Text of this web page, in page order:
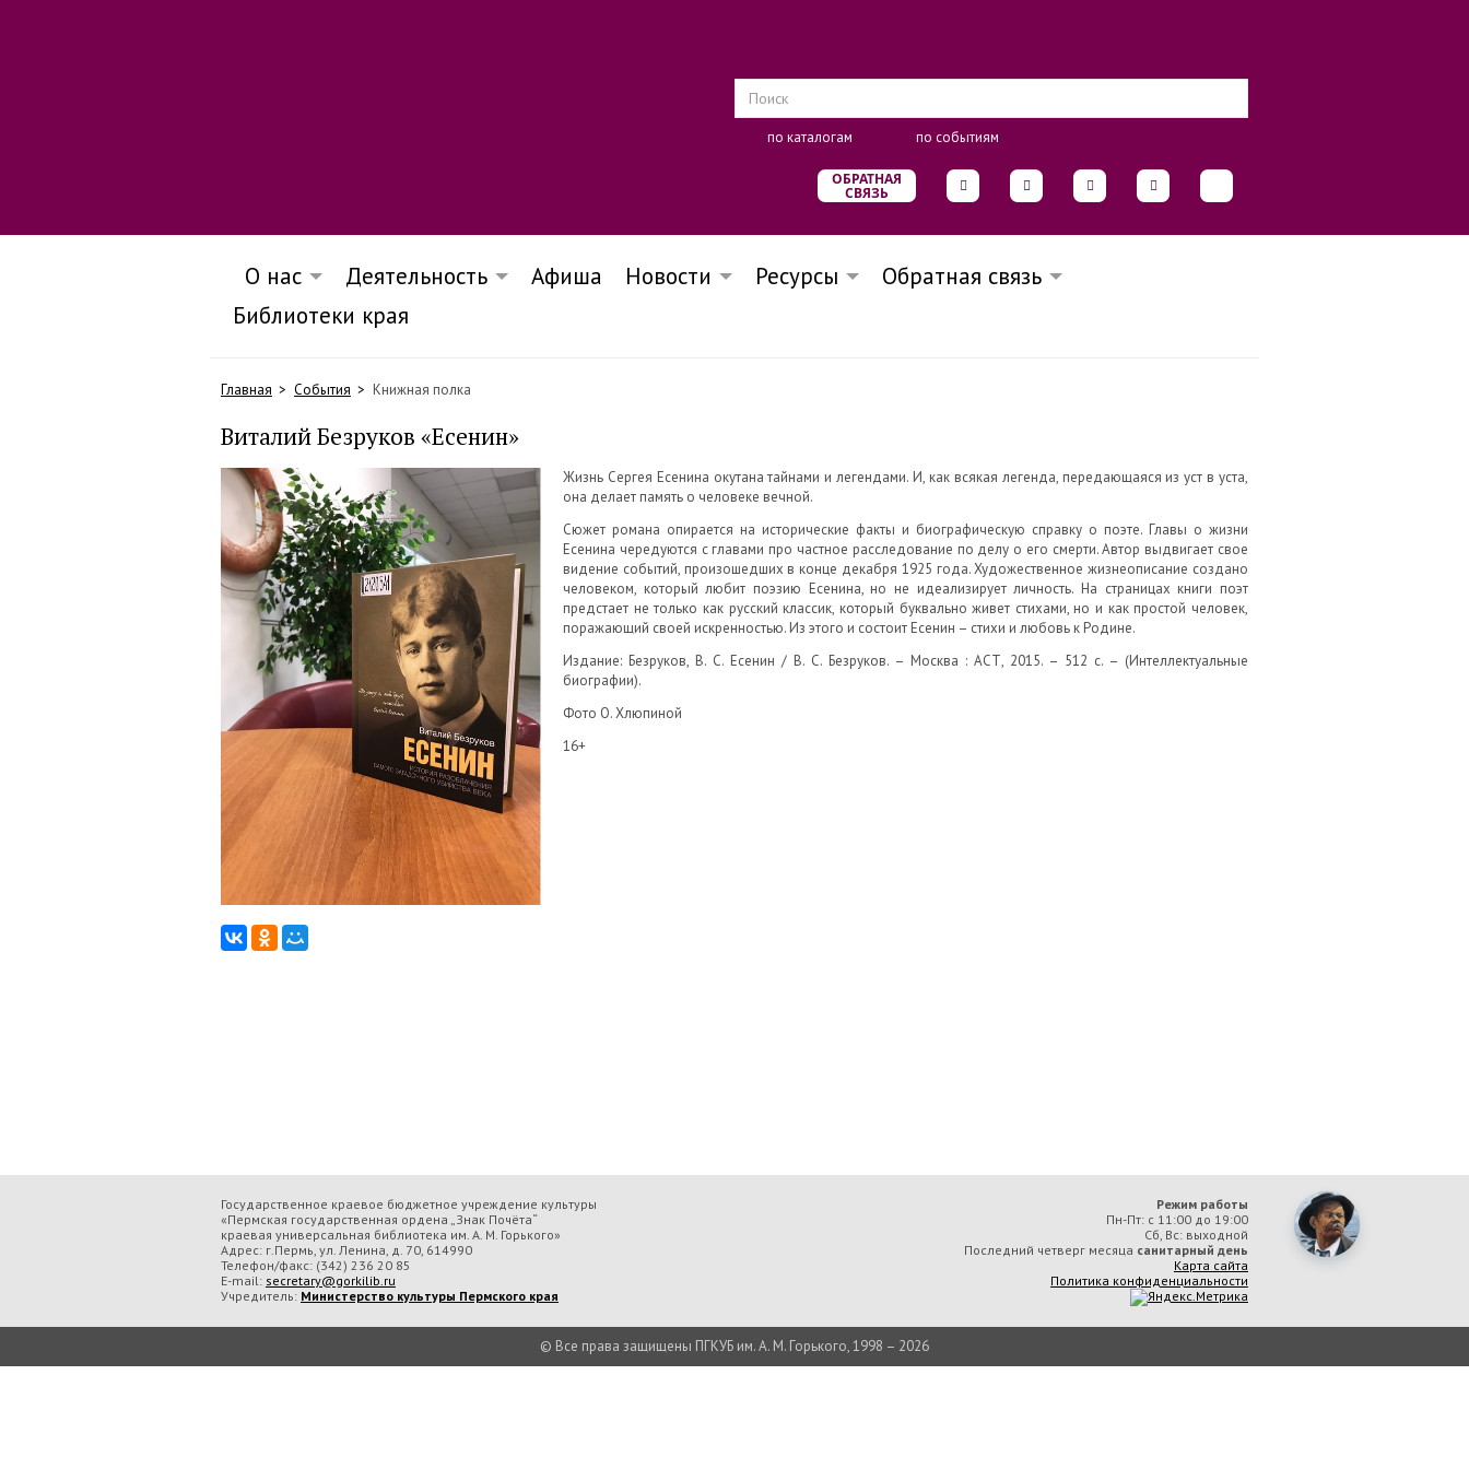
по каталогам по событиям
ОБРАТНАЯ
СВЯЗЬ
О нас Деятельность Афиша Новости Ресурсы
Обратная связь
Библиотеки края
Главная События Книжная полка
Виталий Безруков «Есенин»
Жизнь Сергея Есенина окутана тайнами и легендами. И, как всякая легенда, передающаяся из уст в уста,
она делает память о человеке вечной.
Сюжет романа опирается на исторические факты и биографическую справку о поэте. Главы о жизни
Есенина чередуются с главами про частное расследование по делу о его смерти. Автор выдвигает свое
видение событий, произошедших в конце декабря 1925 года. Художественное жизнеописание создано
человеком, который любит поэзию Есенина, но не идеализирует личность. На страницах книги поэт
предстает не только как русский классик, который буквально живет стихами, но и как простой человек,
поражающий своей искренностью. Из этого и состоит Есенин – стихи и любовь к Родине.
Издание: Безруков, В. С. Есенин / В. С. Безруков. – Москва : АСТ, 2015. – 512 с. – (Интеллектуальные
биографии).
Фото О. Хлюпиной
16+
Государственное краевое бюджетное учреждение культуры
«Пермская государственная ордена „Знак Почёта“
краевая универсальная библиотека им. А. М. Горького»
Адрес: г.Пермь, ул. Ленина, д. 70, 614990
Телефон/факс: (342) 236 20 85
E-mail: secretary@gorkilib.ru
Учредитель: Министерство культуры Пермского края
Режим работы
Пн-Пт: с 11:00 до 19:00
Сб, Вс: выходной
Последний четверг месяца санитарный день
Карта сайта
Политика конфиденциальности
© Все права защищены ПГКУБ им. А. М. Горького, 1998 – 2026
Во время посещения сайта Государственное краевое бюджетное учреждение культуры «Пермская государственная ордена „Знак Почёта“ краевая универсальная библиотека им. А. М. Горького» вы соглашаетесь с тем, что мы
обрабатываем данные с использованием метрических программ.